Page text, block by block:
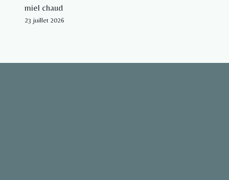
miel chaud
23 juillet 2026